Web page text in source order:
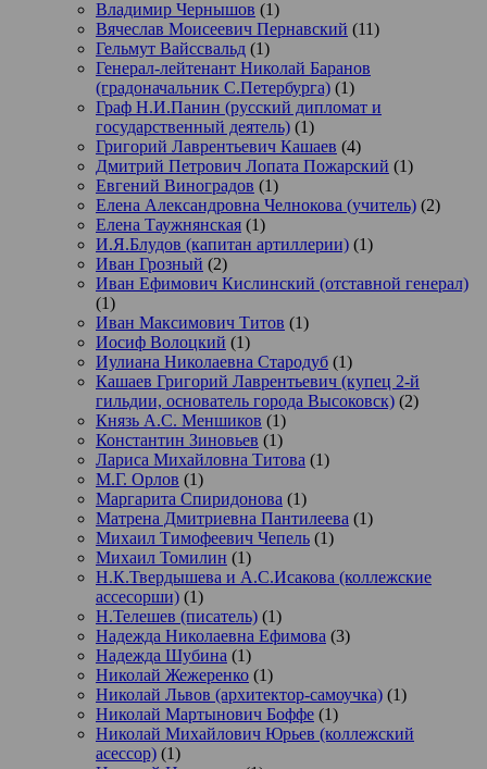
Владимир Чернышов (1)
Вячеслав Моисеевич Пернавский (11)
Гельмут Вайссвальд (1)
Генерал-лейтенант Николай Баранов
(градоначальник С.Петербурга) (1)
Граф Н.И.Панин (русский дипломат и
государственный деятель) (1)
Григорий Лаврентьевич Кашаев (4)
Дмитрий Петрович Лопата Пожарский (1)
Евгений Виноградов (1)
Елена Александровна Челнокова (учитель) (2)
Елена Таужнянская (1)
И.Я.Блудов (капитан артиллерии) (1)
Иван Грозный (2)
Иван Ефимович Кислинский (отставной генерал)
(1)
Иван Максимович Титов (1)
Иосиф Волоцкий (1)
Иулиана Николаевна Стародуб (1)
Кашаев Григорий Лаврентьевич (купец 2-й
гильдии, основатель города Высоковск) (2)
Князь А.С. Меншиков (1)
Константин Зиновьев (1)
Лариса Михайловна Титова (1)
М.Г. Орлов (1)
Маргарита Спиридонова (1)
Матрена Дмитриевна Пантилеева (1)
Михаил Тимофеевич Чепель (1)
Михаил Томилин (1)
Н.К.Твердышева и А.С.Исакова (коллежские
ассесорши) (1)
Н.Телешев (писатель) (1)
Надежда Николаевна Ефимова (3)
Надежда Шубина (1)
Николай Жежеренко (1)
Николай Львов (архитектор-самоучка) (1)
Николай Мартынович Боффе (1)
Николай Михайлович Юрьев (коллежский
асессор) (1)